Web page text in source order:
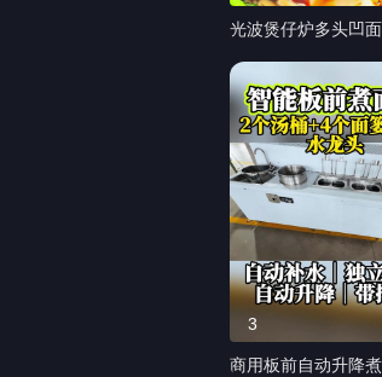
光波煲仔炉多头凹
外卖店禁明火适配
电煲仔炉，合规开
备 无明火商铺可用
菜谱编辑+定温定时
报。 不挑锅具，砂
锡纸碗适用 光波加
能，减少热量散失
糊底，出品稳定。
头操控，大幅节省
持凹面/平面/双拼/
功能配置定制。 适
3
商用板前自动升降煮